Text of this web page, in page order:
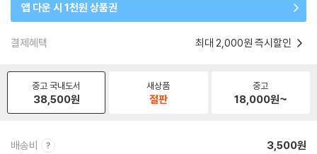
앱 다운 시 1천원 상품권
결제혜택 최대 2,000원 즉시할인
중고 국내도서
38,500원
새상품
절판
중고
18,000원~
배송비 3,500원